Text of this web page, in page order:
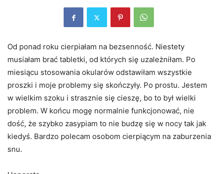
Od ponad roku cierpiałam na bezsenność. Niestety
musiałam brać tabletki, od których się uzależniłam. Po
miesiącu stosowania okularów odstawiłam wszystkie
proszki i moje problemy się skończyły. Po prostu. Jestem
w wielkim szoku i strasznie się cieszę, bo to był wielki
problem. W końcu mogę normalnie funkcjonować, nie
dość, że szybko zasypiam to nie budzę się w nocy tak jak
kiedyś. Bardzo polecam osobom cierpiącym na zaburzenia
snu.